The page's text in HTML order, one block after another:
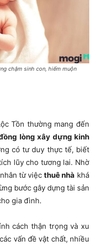
chậm sinh con, hiếm muộn
Tồn thường mang đến
lòng xây dựng kinh
có tư duy thực tế, biết
lũy cho tương lai. Nhờ
từ việc thuê nhà khá
bước gây dựng tài sản
gia đình.
cách thận trọng và xu
vấn đề vật chất, nhiều